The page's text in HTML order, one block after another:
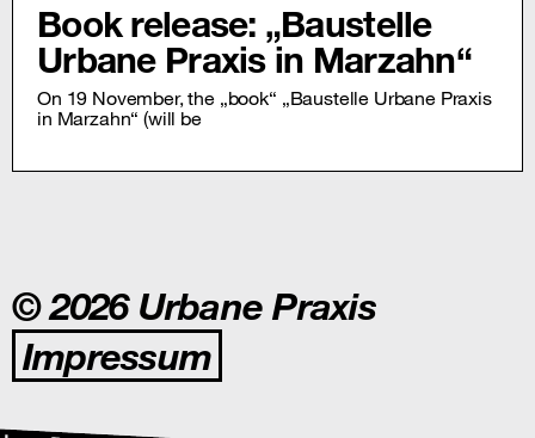
Book release: „Baustelle
Urbane Praxis in Marzahn“
On 19 November, the „book“ „Baustelle Urbane Praxis
in Marzahn“ (will be
© 2026 Urbane Praxis
Impressum